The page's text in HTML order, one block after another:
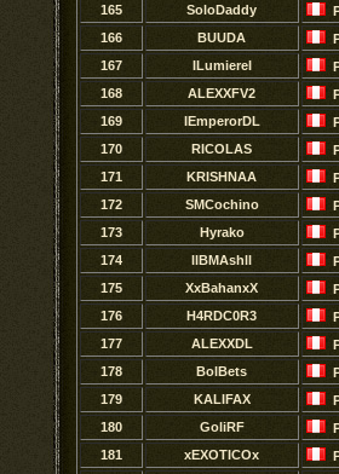
165
SoloDaddy
166
BUUDA
167
ILumiereI
168
ALEXXFV2
169
IEmperorDL
170
RICOLAS
171
KRISHNAA
172
SMCochino
173
Hyrako
174
llBMAshll
175
XxBahanxX
176
H4RDC0R3
177
ALEXXDL
178
BolBets
179
KALIFAX
180
GoliRF
181
xEXOTICOx